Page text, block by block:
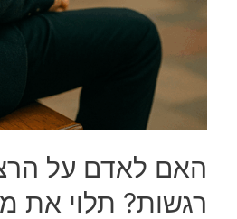
רגשות? תלוי את